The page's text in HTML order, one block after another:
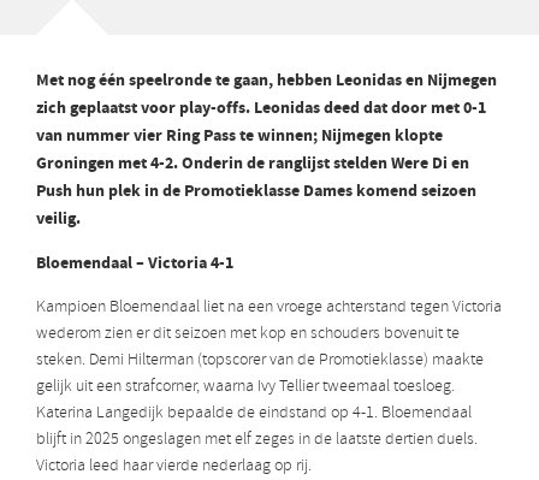
Met nog één speelronde te gaan, hebben Leonidas en Nijmegen
zich geplaatst voor play-offs. Leonidas deed dat door met 0-1
van nummer vier Ring Pass te winnen; Nijmegen klopte
Groningen met 4-2. Onderin de ranglijst stelden Were Di en
Push hun plek in de Promotieklasse Dames komend seizoen
veilig.
Bloemendaal – Victoria 4-1
Kampioen Bloemendaal liet na een vroege achterstand tegen Victoria
wederom zien er dit seizoen met kop en schouders bovenuit te
steken. Demi Hilterman (topscorer van de Promotieklasse) maakte
gelijk uit een strafcorner, waarna Ivy Tellier tweemaal toesloeg.
Katerina Langedijk bepaalde de eindstand op 4-1. Bloemendaal
blijft in 2025 ongeslagen met elf zeges in de laatste dertien duels.
Victoria leed haar vierde nederlaag op rij.